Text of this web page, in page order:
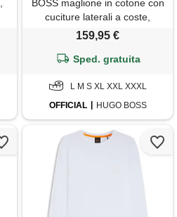
BOSS maglione in cotone con
cuciture laterali a coste,
arancio chiaro
159,95 €
Sped. gratuita
L M S XL XXL XXXL
OFFICIAL
HUGO BOSS